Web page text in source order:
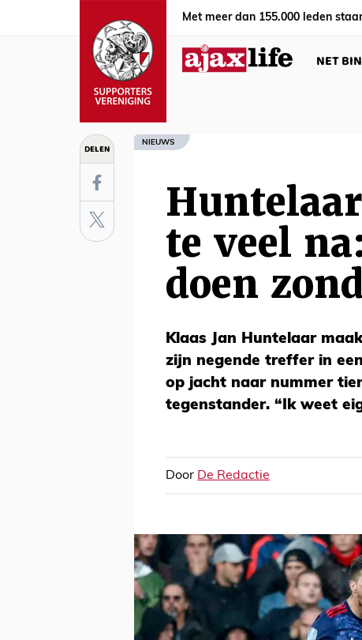
Met meer dan 155.000 leden
NET
DELEN NIEUWS
te veel
doen
Klaas Jan Huntelaar
zijn negende treffer in
op jacht naar nummer
tegenstander. “Ik weet
Door De Redactie